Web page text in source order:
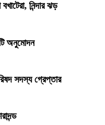
নিন্দার ঝড়
অনুমোদন
সদস্য গ্রেপ্তার